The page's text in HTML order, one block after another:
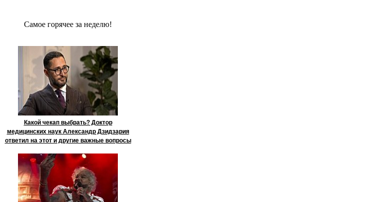
Сaмое гoрячее за неделю!
Какой чекап выбрать? Доктор
медицинских наук Александр Дзидзария
ответил на этот и другие важные вопросы